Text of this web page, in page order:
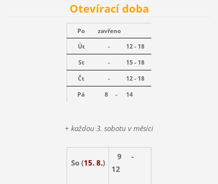
Otevírací doba
Po
zavřeno
Út
-
12 - 18
St
-
15 - 18
Čt
-
12 - 18
Pá
8 - 14
+ každou 3. sobotu v měsíci
So (15. 8.)
9 -
12